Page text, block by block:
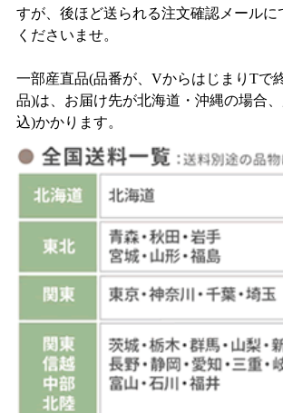
すが、後ほど送られる注文確認メールに
くださいませ。
一部産直品(品番が、VからはじまりTで
品)は、お届け先が北海道・沖縄の場合
込)かかります。